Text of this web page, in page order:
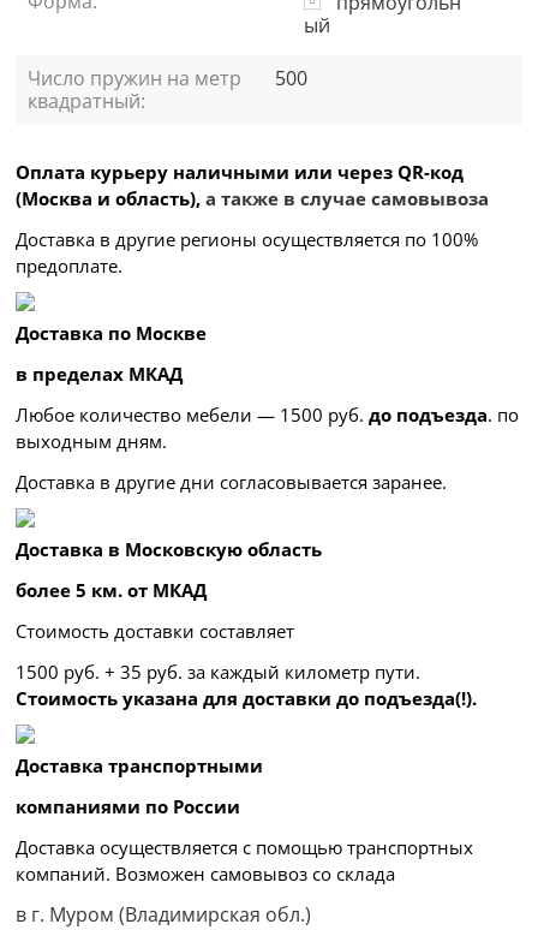
ый
Число пружин на метр
квадратный:
500
Оплата курьеру наличными или через QR-код
(Москва и область), а также в случае самовывоза
Доставка в другие регионы осуществляется по 100%
предоплате.
Доставка по Москве
в пределах МКАД
Любое количество мебели — 1500 руб. до подъезда. по
выходным дням.
Доставка в другие дни согласовывается заранее.
Доставка в Московскую область
более 5 км. от МКАД
Стоимость доставки составляет
1500 руб. + 35 руб. за каждый километр пути.
Стоимость указана для доставки до подъезда(!).
Доставка транспортными
компаниями по России
Доставка осуществляется с помощью транспортных
компаний. Возможен самовывоз со склада
в г. Муром (Владимирская обл.)